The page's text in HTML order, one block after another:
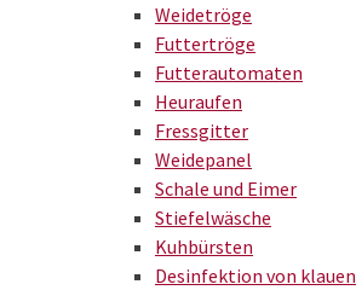
Weidetröge
Futtertröge
Futterautomaten
Heuraufen
Fressgitter
Weidepanel
Schale und Eimer
Stiefelwäsche
Kuhbürsten
Desinfektion von klauen